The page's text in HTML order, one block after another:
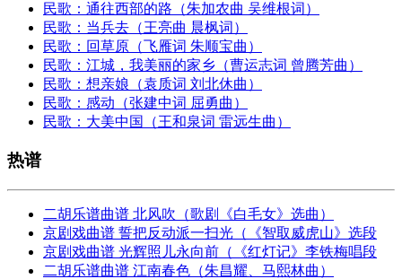
民歌：通往西部的路（朱加农曲 吴维根词）
民歌：当兵去（王亮曲 晨枫词）
民歌：回草原（飞雁词 朱顺宝曲）
民歌：江城，我美丽的家乡（曹运志词 曾腾芳曲）
民歌：想亲娘（袁质词 刘北休曲）
民歌：感动（张建中词 屈勇曲）
民歌：大美中国（王和泉词 雷远生曲）
热谱
二胡乐谱曲谱 北风吹（歌剧《白毛女》选曲）
京剧戏曲谱 誓把反动派一扫光（《智取威虎山》选段
京剧戏曲谱 光辉照儿永向前（《红灯记》李铁梅唱段
二胡乐谱曲谱 江南春色（朱昌耀、马熙林曲）